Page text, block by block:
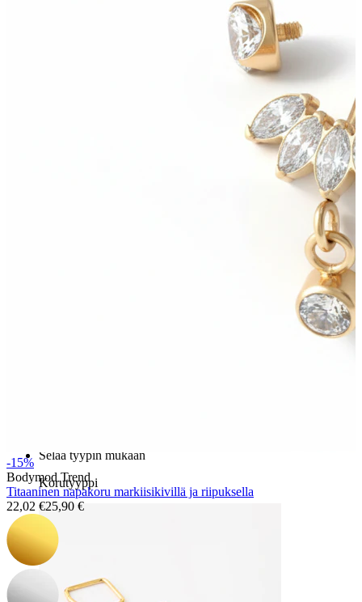
Selaa tyypin mukaan
Korutyyppi
-15%
Bodymod Trend
Titaaninen napakoru markiisikivillä ja riipuksella
22,02 €25,90 €